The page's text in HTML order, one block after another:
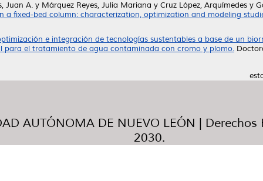
Juan A. y Márquez Reyes, Julia Mariana y Cruz López, Arquímedes y
a fixed-bed column: characterization, optimization and modeling
e integración de tecnologías sustentables a base de un
para el tratamiento de agua contaminada con cromo y plomo.
AUTÓNOMA DE NUEVO LEÓN | Derechos
2030.